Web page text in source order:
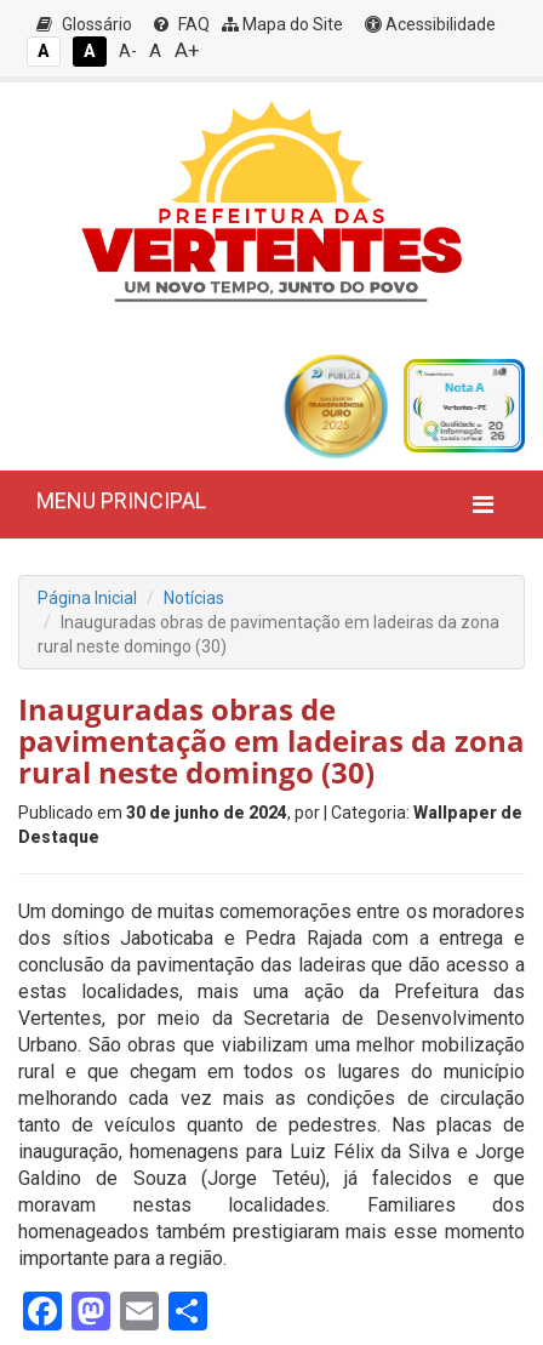
Glossário FAQ Mapa do Site
Acessibilidade
A
A A- A A+
MENU PRINCIPAL
Página Inicial
Notícias
Inauguradas obras de pavimentação em ladeiras da zona
rural neste domingo (30)
Inauguradas obras de
pavimentação em ladeiras da zona
rural neste domingo (30)
Publicado em 30 de junho de 2024, por | Categoria: Wallpaper de
Destaque
Um domingo de muitas comemorações entre os moradores
dos sítios Jaboticaba e Pedra Rajada com a entrega e
conclusão da pavimentação das ladeiras que dão acesso a
estas localidades, mais uma ação da Prefeitura das
Vertentes, por meio da Secretaria de Desenvolvimento
Urbano. São obras que viabilizam uma melhor mobilização
rural e que chegam em todos os lugares do município
melhorando cada vez mais as condições de circulação
tanto de veículos quanto de pedestres. Nas placas de
inauguração, homenagens para Luiz Félix da Silva e Jorge
Galdino de Souza (Jorge Tetéu), já falecidos e que
moravam nestas localidades. Familiares dos
homenageados também prestigiaram mais esse momento
importante para a região.
Facebook
Mastodon
Email